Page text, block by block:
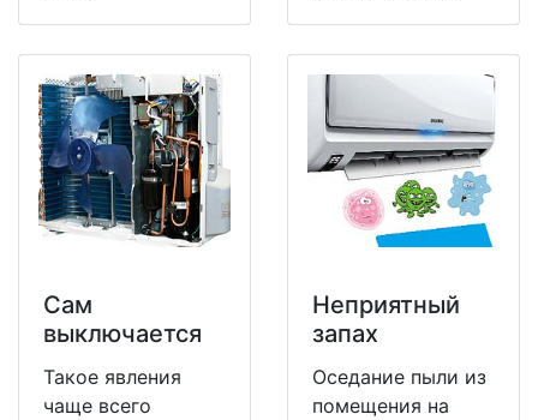
Сам
выключается
Такое явления
чаще всего
Неприятный
запах
Оседание пыли из
помещения на